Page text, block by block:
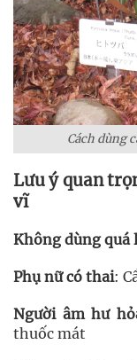
Cách dùng
Lưu ý quan
vĩ
Không dùng quá
Phụ nữ có thai:
Người âm hư
thuốc mát